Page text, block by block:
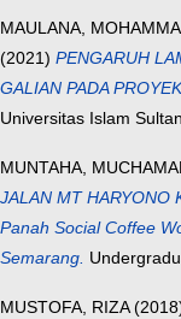
MAULANA,
(2021) PENGARUH
GALIAN PADA
Universitas Islam
MUNTAHA,
JALAN MT HARYONO
Panah Social Coffee
Semarang.
MUSTOFA, RIZA